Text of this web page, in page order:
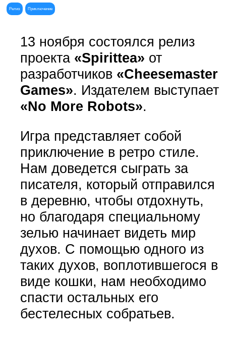
Релиз Приключение
13 ноября состоялся релиз
проекта«Spirittea» от
разработчиков «Cheesemaster
Games». Издателем выступает
«No More Robots».
Игра представляет собой
приключение в ретро стиле.
Нам доведется сыграть за
писателя, который отправился
в деревню, чтобы отдохнуть,
но благодаря специальному
зелью начинает видеть мир
духов. С помощью одного из
таких духов, воплотившегося в
виде кошки, нам необходимо
спасти остальных его
бестелесных собратьев.